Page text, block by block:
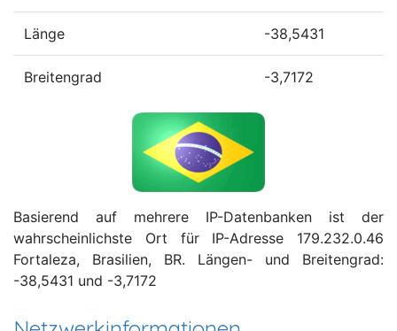
Länge -38,5431
Breitengrad -3,7172
Basierend auf mehrere IP-Datenbanken ist der
wahrscheinlichste Ort für IP-Adresse 179.232.0.46
Fortaleza, Brasilien, BR. Längen- und Breitengrad:
-38,5431 und -3,7172